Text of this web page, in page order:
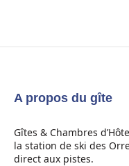
A propos du gîte
Gîtes & Chambres
la station de ski des
direct aux pistes.